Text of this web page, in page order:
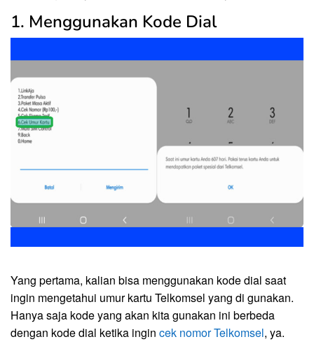
1. Menggunakan Kode Dial
Yang pertama, kalian bisa menggunakan kode dial saat
ingin mengetahui umur kartu Telkomsel yang di gunakan.
Hanya saja kode yang akan kita gunakan ini berbeda
dengan kode dial ketika ingin cek nomor Telkomsel, ya.